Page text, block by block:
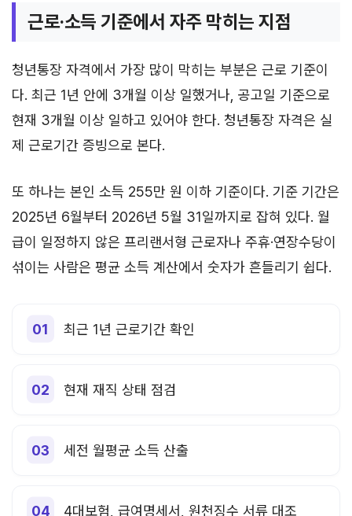
근로·소득 기준에서 자주 막히는 지점
청년통장 자격에서 가장 많이 막히는 부분은 근로 기준이
다. 최근 1년 안에 3개월 이상 일했거나, 공고일 기준으로
현재 3개월 이상 일하고 있어야 한다. 청년통장 자격은 실
제 근로기간 증빙으로 본다.
또 하나는 본인 소득 255만 원 이하 기준이다. 기준 기간은
2025년 6월부터 2026년 5월 31일까지로 잡혀 있다. 월
급이 일정하지 않은 프리랜서형 근로자나 주휴·연장수당이
섞이는 사람은 평균 소득 계산에서 숫자가 흔들리기 쉽다.
최근 1년 근로기간 확인
현재 재직 상태 점검
세전 월평균 소득 산출
4대보험, 급여명세서, 원천징수 서류 대조